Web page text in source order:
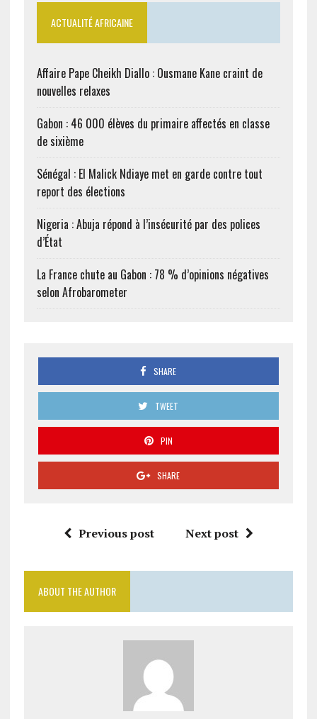
ACTUALITÉ AFRICAINE
Affaire Pape Cheikh Diallo : Ousmane Kane craint de
nouvelles relaxes
Gabon : 46 000 élèves du primaire affectés en classe
de sixième
Sénégal : El Malick Ndiaye met en garde contre tout
report des élections
Nigeria : Abuja répond à l’insécurité par des polices
d’État
La France chute au Gabon : 78 % d’opinions négatives
selon Afrobarometer
SHARE
TWEET
PIN
SHARE
Previous post Next post
ABOUT THE AUTHOR